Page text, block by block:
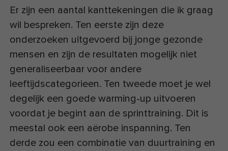
Er zijn een aantal kanttekeningen die ik graag
wil bespreken. Ten eerste zijn deze
onderzoeken uitgevoerd bij jonge gezonde
mensen en zijn de resultaten mogelijk niet
generaliseerbaar voor andere
leeftijdscategorieen. Ten tweede moet je wel
degelijk een goede warming-up uitvoeren
voordat je begint aan de sprinttraining. Dit is
meestal ook een aërobe inspanning. Ten
derde zou een combinatie van duurtraining en